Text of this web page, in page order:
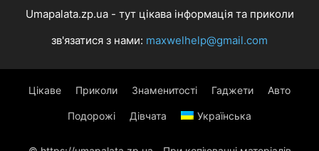
Umapalata.zp.ua - тут цікава інформація та приколи
зв'язатися з нами: maxwelhelp@gmail.com
Цікаве Приколи Знаменитості Гаджети Авто
Подорожі Дівчата Українська